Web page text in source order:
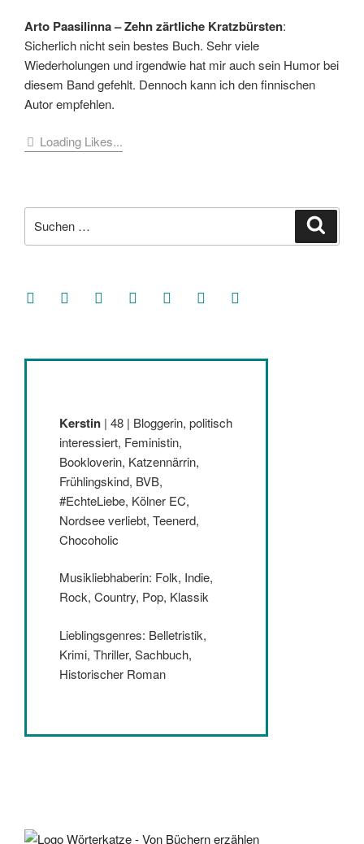
Arto Paasilinna – Zehn zärtliche Kratzbürsten:
Sicherlich nicht sein bestes Buch. Sehr viele
Wiederholungen und irgendwie hat mir auch sein Humor bei
diesem Band gefehlt. Dennoch kann ich den finnischen
Autor empfehlen.
Loading Likes...
nach:
facebooksoundcloud
twitter mastodoninstagramthreads goodreads
Kerstin | 48 | Bloggerin, politisch
interessiert, Feministin,
Bookloverin, Katzennärrin,
Frühlingskind, BVB,
#EchteLiebe, Kölner EC,
Nordsee verliebt, Teenerd,
Chocoholic
Musikliebhaberin: Folk, Indie,
Rock, Country, Pop, Klassik
Lieblingsgenres: Belletristik,
Krimi, Thriller, Sachbuch,
Historischer Roman